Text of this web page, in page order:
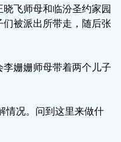
晓飞师母和临汾圣约家园
被派出所带走，随后张
姗姗师母带着两个儿子
情况。问到这里来做什